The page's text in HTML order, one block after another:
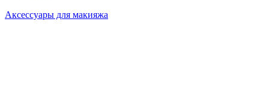
Аксессуары для макияжа